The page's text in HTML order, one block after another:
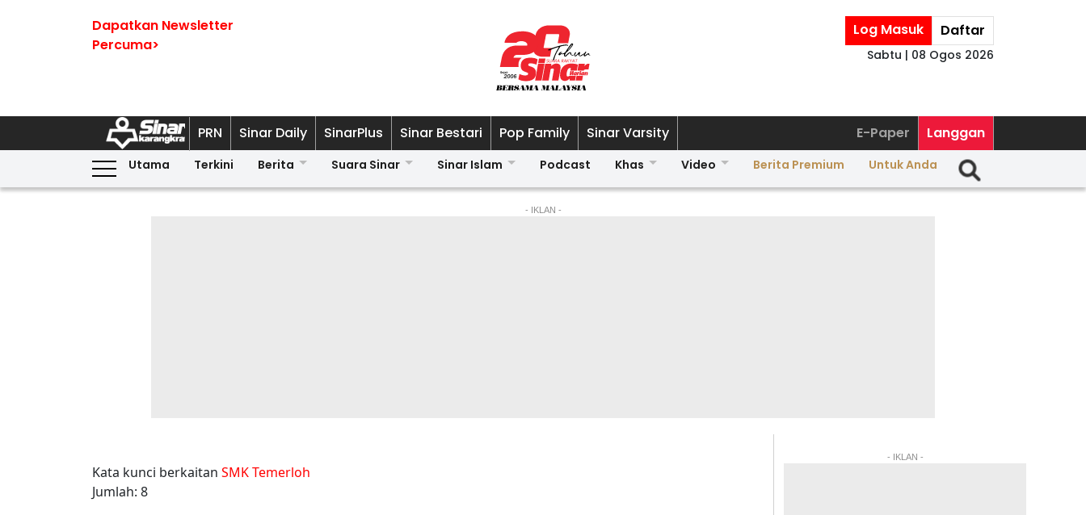
Dapatkan Newsletter
Percuma>
Log Masuk Daftar
Sabtu | 08 Ogos 2026
PRN Sinar Daily SinarPlus Sinar Bestari Pop Family Sinar Varsity E-Paper Langgan
Utama Terkini Berita Suara Sinar Sinar Islam Podcast Khas Video Berita Premium Untuk Anda
- IKLAN -
Kata kunci berkaitan SMK Temerloh
Jumlah: 8
- IKLAN -